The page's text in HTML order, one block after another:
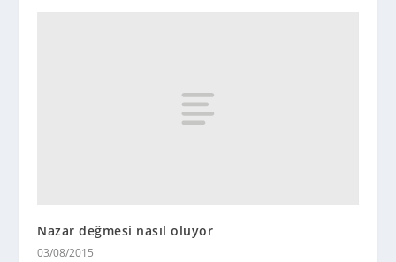
Nazar değmesi nasıl oluyor
03/08/2015